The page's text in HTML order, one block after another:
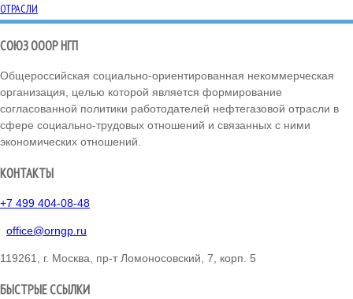
ОТРАСЛИ
СОЮЗ ОООР НГП
Общероссийская социально-ориентированная некоммерческая
организация, целью которой является формирование
согласованной политики работодателей нефтегазовой отрасли в
сфере социально-трудовых отношений и связанных с ними
экономических отношений.
КОНТАКТЫ
+7 499 404-08-48
office@orngp.ru
119261, г. Москва, пр-т Ломоносовский, 7, корп. 5
БЫСТРЫЕ ССЫЛКИ